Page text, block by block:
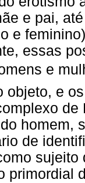
e pai,
e
essas
e
objeto, e
de
homem,
de
primordial